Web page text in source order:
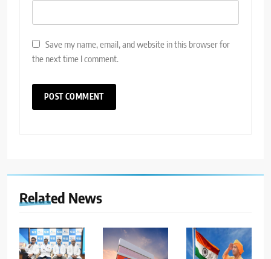
Save my name, email, and website in this browser for
the next time I comment.
Related News